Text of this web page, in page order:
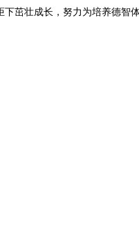
茁壮成长，努力为培养德智